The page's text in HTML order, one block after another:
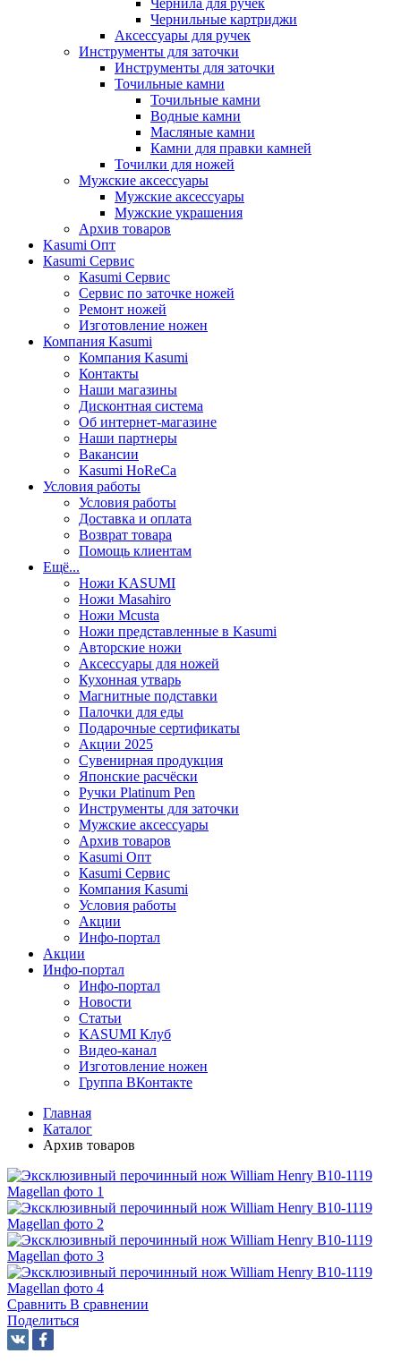
Чернильные картриджи
Аксессуары для ручек
Инструменты для заточки
Инструменты для заточки
Точильные камни
Точильные камни
Водные камни
Масляные камни
Камни для правки камней
Точилки для ножей
Мужские аксессуары
Мужские аксессуары
Мужские украшения
Архив товаров
Kasumi Опт
Кasumi Сервис
Кasumi Сервис
Сервис по заточке ножей
Ремонт ножей
Изготовление ножен
Компания Kasumi
Компания Kasumi
Контакты
Наши магазины
Дисконтная система
Об интернет-магазине
Наши партнеры
Вакансии
Kasumi HoReCa
Условия работы
Условия работы
Доставка и оплата
Возврат товара
Помощь клиентам
Ещё...
Ножи KASUMI
Ножи Masahiro
Ножи Mcusta
Ножи представленные в Kasumi
Авторские ножи
Аксессуары для ножей
Кухонная утварь
Магнитные подставки
Палочки для еды
Подарочные сертификаты
Акции 2025
Сувенирная продукция
Японские расчёски
Ручки Platinum Pen
Инструменты для заточки
Мужские аксессуары
Архив товаров
Kasumi Опт
Кasumi Сервис
Компания Kasumi
Условия работы
Акции
Инфо-портал
Акции
Инфо-портал
Инфо-портал
Новости
Статьи
KASUMI Клуб
Видео-канал
Изготовление ножен
Группа ВКонтакте
Главная
Каталог
Архив товаров
Сравнить В сравнении
Поделиться